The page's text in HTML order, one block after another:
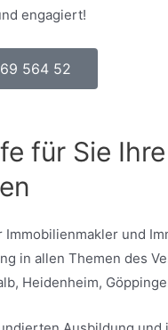
engagiert!
564 52
für Sie
Immobilienmakler und
in allen Themen des
Heidenheim,